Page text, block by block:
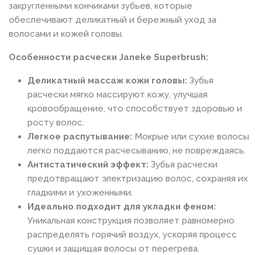
закругленными кончиками зубьев, которые
обеспечивают деликатный и бережный уход за
волосами и кожей головы.
Особенности расчески Janeke Superbrush:
Деликатный массаж кожи головы: Зубья
расчески мягко массируют кожу, улучшая
кровообращение, что способствует здоровью и
росту волос.
Легкое распутывание: Мокрые или сухие волосы
легко поддаются расчесыванию, не повреждаясь.
Антистатический эффект: Зубья расчески
предотвращают электризацию волос, сохраняя их
гладкими и ухоженными.
Идеально подходит для укладки феном:
Уникальная конструкция позволяет равномерно
распределять горячий воздух, ускоряя процесс
сушки и защищая волосы от перегрева.